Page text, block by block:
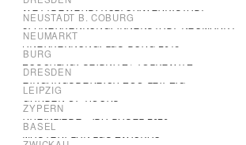
WETTBEWERB: KULTUR.WERK.STADT
NEUSTADT B. COBURG
3. ANERKENNUNG: INNENSTADT NEUMARKT
NEUMARKT
ANERKENNUNG: LGS BURG 2018
BURG
ZUSCHLAG: SEIDNITZ / TOLKEWITZ
DRESDEN
EINGANGSBEREICH ZOO LEIPZIG
LEIPZIG
GARDEN OF HOURS
ZYPERN
RHEINLIEBE - IBA BASEL 2020
BASEL
MASTERPLAN LGS ZWICKAU